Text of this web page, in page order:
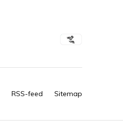
RSS-feed Sitemap